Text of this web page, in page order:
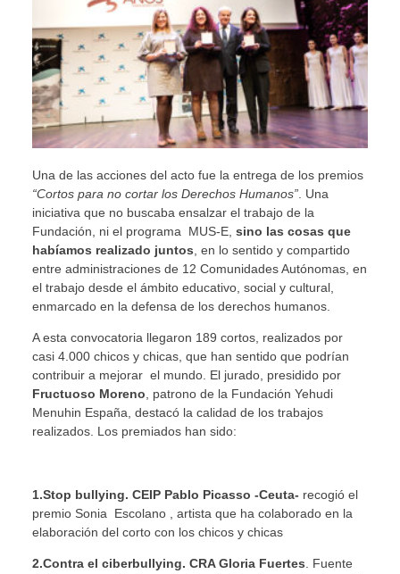
Una de las acciones del acto fue la entrega de los premios
“Cortos para no cortar los Derechos Humanos”. Una
iniciativa que no buscaba ensalzar el trabajo de la
Fundación, ni el programa MUS-E, sino las cosas que
habíamos realizado juntos , en lo sentido y compartido
entre administraciones de 12 Comunidades Autónomas, en
el trabajo desde el ámbito educativo, social y cultural,
enmarcado en la defensa de los derechos humanos.
A esta convocatoria llegaron 189 cortos, realizados por
casi 4.000 chicos y chicas, que han sentido que podrían
contribuir a mejorar el mundo. El jurado, presidido por
Fructuoso Moreno, patrono de la Fundación Yehudi
Menuhin España, destacó la calidad de los trabajos
realizados. Los premiados han sido:
1.Stop bullying. CEIP Pablo Picasso -Ceuta- recogió el
premio Sonia Escolano , artista que ha colaborado en la
elaboración del corto con los chicos y chicas
2.Contra el ciberbullying. CRA Gloria Fuertes. Fuente